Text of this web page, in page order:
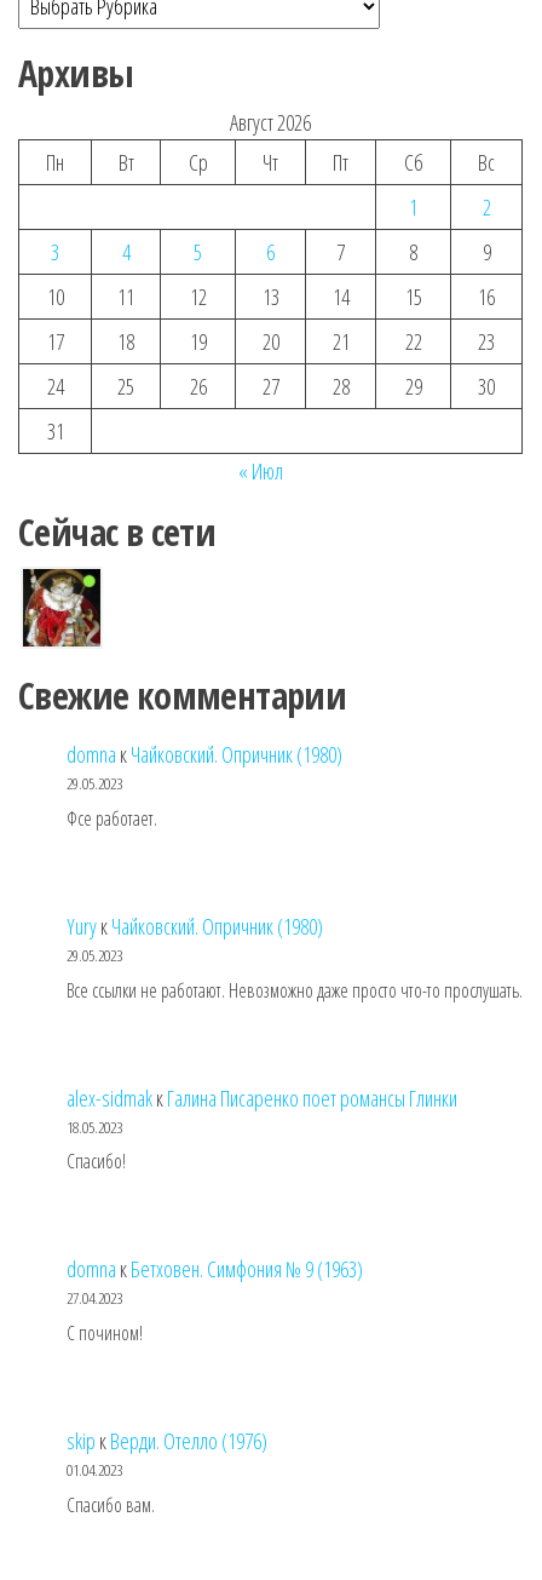
Архивы
Август 2026
Пн
Вт Ср Чт Пт Сб
Вс
1
2
3
4 5 6 7 8
9
10
11 12 13 14 15
16
17
18 19 20 21 22
23
24
25 26 27 28 29
30
31
« Июл
Сейчас в сети
Свежие комментарии
domna кЧайковский. Опричник (1980)
29.05.2023
Фсе работает.
YuryкЧайковский. Опричник (1980)
29.05.2023
Все ссылки не работают. Невозможно даже просто что-то прослушать.
alex-sidmakкГалина Писаренко поет романсы Глинки
18.05.2023
Спасибо!
domna кБетховен. Симфония № 9 (1963)
27.04.2023
С почином!
skip кВерди. Отелло (1976)
01.04.2023
Спасибо вам.